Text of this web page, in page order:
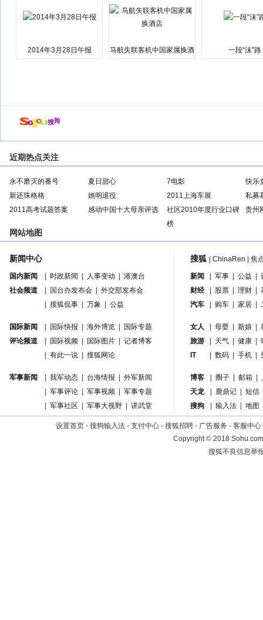
2014年3月28日午报
马航失联客机中国家属换酒
一段“沫”路
近期热点关注
永不磨灭的番号 夏日甜心 7电影
快乐
新还珠格格
姚明退役 2011上海车展
私募
2011高考试题答案
感动中国十大母亲评选
社区2010年度行业口碑
榜
贵州
网站地图
新闻中心
国内新闻 时政新闻 人事变动
港澳台
国台办发布会 外交部发布会
社会频道
搜狐侃事 万象 公益
国际新闻 国际快报 海外博览
国际专题
国际视频 国际图片 记者博客
评论频道
有此一说 搜狐网论
军事新闻 我军动态 台海情报
外军新闻
军事评论 军事视频
军事专题
军事社区 军事大视野 讲武堂
搜狐 ChinaRen 焦
新闻 军事 公益
财经
股票 理财
汽车
购车 家居
女人 母婴 新娘
旅游
天气 健康
IT
数码 手机
博客 圈子 邮箱
天龙
鹿鼎记
短信
搜狗
输入法 地图
设置首页 - 搜狗输入法 - 支付中心 - 搜狐招聘 - 广告服务 - 客服中心
Copyright©2018
搜狐不良信息举